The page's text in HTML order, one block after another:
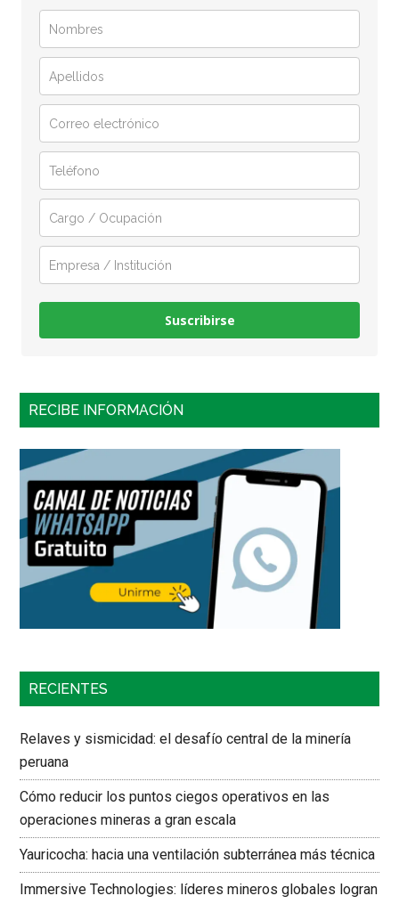
Suscribirse
RECIBE INFORMACIÓN
RECIENTES
Relaves y sismicidad: el desafío central de la minería
peruana
Cómo reducir los puntos ciegos operativos en las
operaciones mineras a gran escala
Yauricocha: hacia una ventilación subterránea más técnica
Immersive Technologies: líderes mineros globales logran